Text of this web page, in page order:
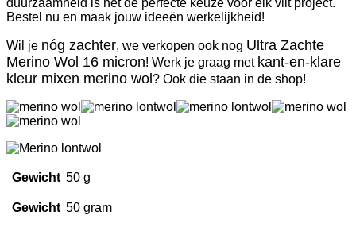
Bestel nu en maak jouw ideeën werkelijkheid!
Wil je nóg zachter, we verkopen ook nog Ultra Zachte
Merino Wol 16 micron! Werk je graag met kant-en-klare
kleur mixen merino wol? Ook die staan in de shop!
Gewicht 50 g
Gewicht 50 gram